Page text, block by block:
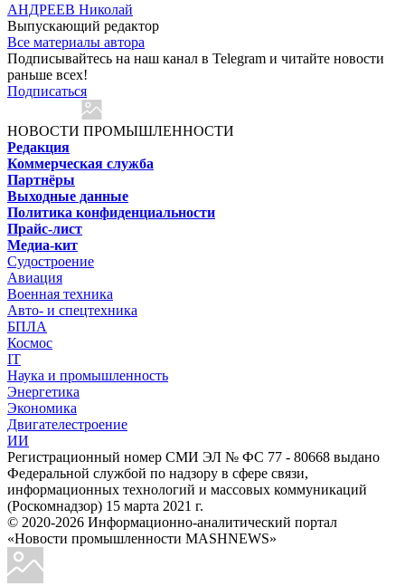
АНДРЕЕВ Николай
Выпускающий редактор
Все материалы автора
Подписывайтесь на наш канал в Telegram и читайте новости
раньше всех!
Подписаться
НОВОСТИ ПРОМЫШЛЕННОСТИ
Редакция
Коммерческая служба
Партнёры
Выходные данные
Политика конфиденциальности
Прайс-лист
Медиа-кит
Судостроение
Авиация
Военная техника
Авто- и спецтехника
БПЛА
Космос
IT
Наука и промышленность
Энергетика
Экономика
Двигателестроение
ИИ
Регистрационный номер СМИ ЭЛ № ФС 77 - 80668 выдано
Федеральной службой по надзору в сфере связи,
информационных технологий и массовых коммуникаций
(Роскомнадзор) 15 марта 2021 г.
© 2020-2026 Информационно-аналитический портал
«Новости промышленности MASHNEWS»